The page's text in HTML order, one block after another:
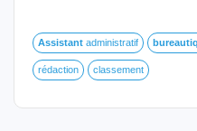
Assistant administratif
rédaction classement